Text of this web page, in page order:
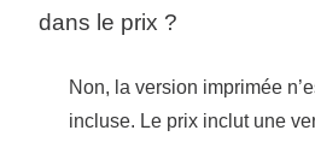
dans le prix ?
Non, la version imprimée
incluse. Le prix inclut une